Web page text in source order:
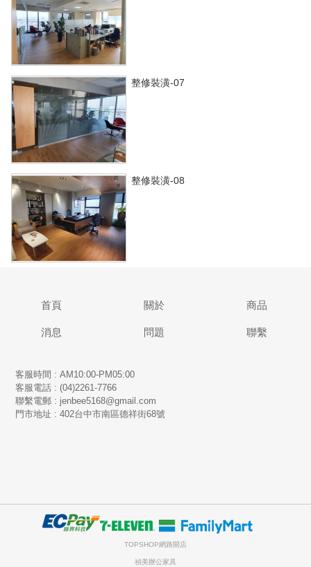
整修裝潢-07
整修裝潢-08
首頁 關於 商品
消息 問題 聯繫
客服時間 : AM10:00-PM05:00
客服電話 : (04)2261-7766
​聯繫電郵 : jenbee5168@gmail.com
門市地址 : 402台中市南區德祥街68號
TOPSHOP網路開店
禎美辦公家具